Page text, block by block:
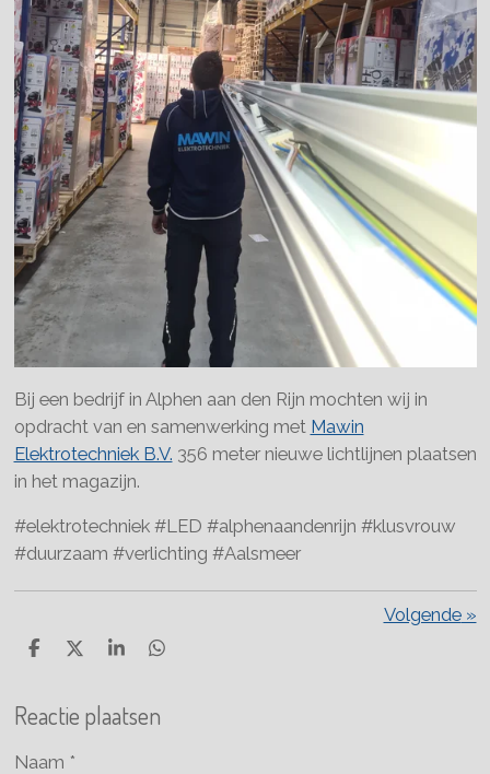
Bij een bedrijf in Alphen aan den Rijn mochten wij in
opdracht van en samenwerking met Mawin
Elektrotechniek B.V. 356 meter nieuwe lichtlijnen plaatsen
in het magazijn.
#elektrotechniek #LED #alphenaandenrijn #klusvrouw
#duurzaam #verlichting #Aalsmeer
Volgende»
D
e
n
D
l
S
r
e
D
e
n
Reactie plaatsen
Naam *